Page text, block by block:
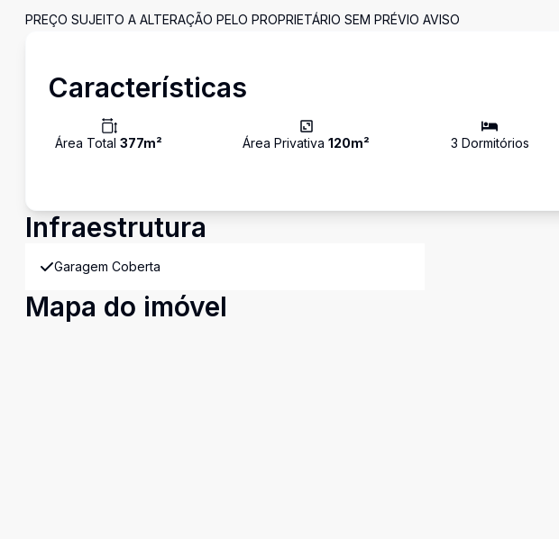
PREÇO SUJEITO A ALTERAÇÃO PELO PROPRIETÁRIO SEM PRÉVIO AVISO
Características
Área Total 377m² Área Privativa120m² 3 Dormitórios
Infraestrutura
Garagem Coberta
Mapa do imóvel